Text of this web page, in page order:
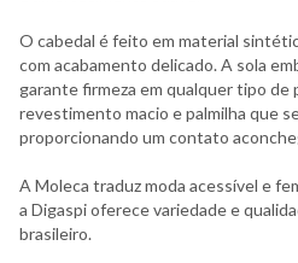
O cabedal é feito em material
com acabamento delicado. A sola
garante firmeza em qualquer tipo de
revestimento macio e palmilha que
proporcionando um contato
A Moleca traduz moda acessível e
a Digaspi oferece variedade e
brasileiro.